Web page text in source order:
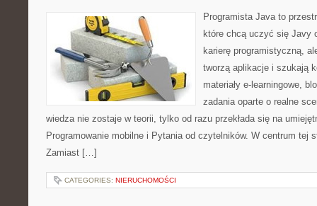
Programista Java to
które chcą uczyć się Javy
karierę programistyczną,
tworzą aplikacje i szukają
materiały e-learningowe,
zadania oparte o realne
wiedza nie zostaje w teorii, tylko od razu przekłada się na
Programowanie mobilne i Pytania od czytelników. W centrum tej
Zamiast […]
CATEGORIES: NIERUCHOMOŚCI